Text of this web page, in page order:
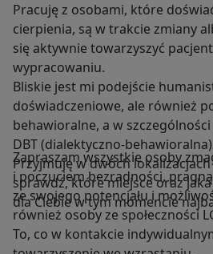
Pracuję z osobami, które
cierpienia, są w trakcie zmiany
się aktywnie towarzyszyć
wypracowaniu.
Bliskie jest mi podejście
doświadczeniowe, ale również
behawioralne, a w
DBT (dialektyczno-
Przyjmuję w dwóch
sprawdź, które miejsce oraz
dla Ciebie w tym momencie
Zapraszam wszystkie osoby
i poczuciem bezradności,
ze swojego potencjału i
również osoby ze społeczności
To, co w kontakcie